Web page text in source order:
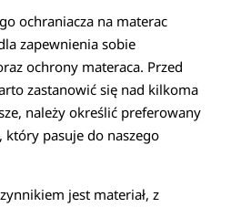
ochraniacza na materac
zapewnienia sobie
ochrony materaca. Przed
zastanowić się nad kilkoma
należy określić preferowany
który pasuje do naszego
jest materiał, z